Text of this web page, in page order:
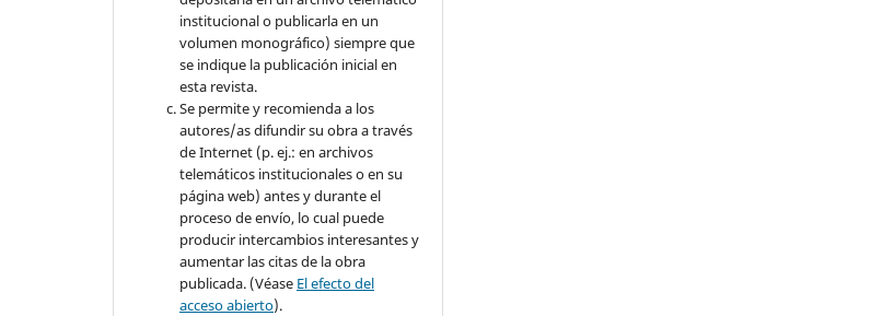
institucional o publicarla en un
volumen monográfico) siempre que
se indique la publicación inicial en
esta revista.
Se permite y recomienda a los
autores/as difundir su obra a través
de Internet (p. ej.: en archivos
telemáticos institucionales o en su
página web) antes y durante el
proceso de envío, lo cual puede
producir intercambios interesantes y
aumentar las citas de la obra
publicada. (Véase El efecto del
acceso abierto).